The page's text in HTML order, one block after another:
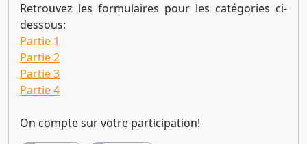
Retrouvez les formulaires pour les catégories ci-
dessous:
Partie 1
Partie 2
Partie 3
Partie 4
On compte sur votre participation!